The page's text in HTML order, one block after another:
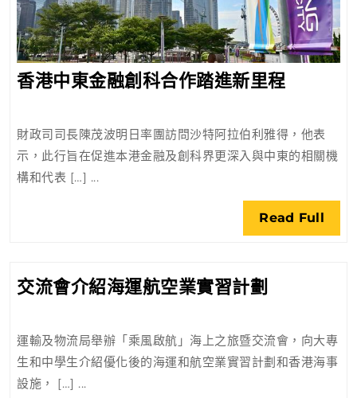
香港中東金融創科合作踏進新里程香
東
金
創
科
里
程
財政司司長陳茂波明日率團訪問沙特阿拉伯利雅得，他表
示，此行旨在促進本港金融及創科界更深入與中東的相關機
構和代表 […] ...
Read Full
Full
交流會介紹海運航空業實習計劃
介
紹
運輸及物流局舉辦「乘風啟航」海上之旅暨交流會，向大專
生和中學生介紹優化後的海運和航空業實習計劃和香港海事
設施， […] ...